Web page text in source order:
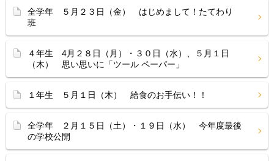
全学年 ５月２３日（金） はじめまして！たてわり
班
４年生 4月２８日（月）・３０日（水）、５月１日
（木） 思い思いに「ツール ペーパー」
１年生 ５月１日（木） 給食のお手伝い！！
全学年 ２月１５日（土）・１９日（水） 今年度最後
の学校公開